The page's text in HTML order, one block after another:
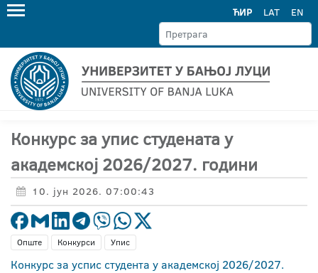
ЋИР LAT EN
Конкурс за упис студената у
академској 2026/2027. години
10. јун 2026. 07:00:43
Опште Конкурси Упис
Конкурс за успис студента у академској 2026/2027.